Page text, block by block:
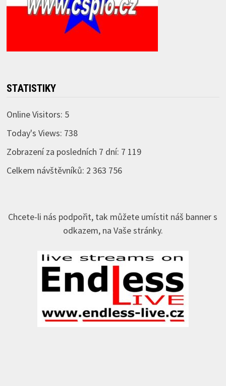
STATISTIKY
Online Visitors: 5
Today's Views: 738
Zobrazení za posledních 7 dní: 7 119
Celkem návštěvníků: 2 363 756
Chcete-li nás podpořit, tak můžete umístit náš banner s
odkazem, na Vaše stránky.